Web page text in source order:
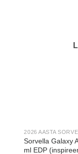
2026 AASTA
Sorvella Galaxy
ml EDP